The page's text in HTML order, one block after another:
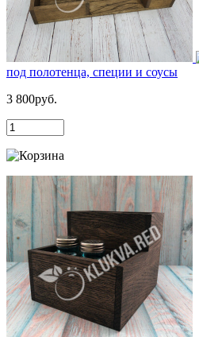
под полотенца, специи и соусы
3 800руб.